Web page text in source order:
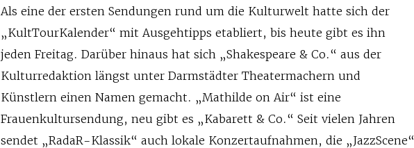
Als eine der ersten Sendungen rund um die Kulturwelt hatte sich der
„KultTourKalender“ mit Ausgehtipps etabliert, bis heute gibt es ihn
jeden Freitag. Darüber hinaus hat sich „Shakespeare & Co.“ aus der
Kulturredaktion längst unter Darmstädter Theatermachern und
Künstlern einen Namen gemacht. „Mathilde on Air“ ist eine
Frauenkultursendung, neu gibt es „Kabarett & Co.“ Seit vielen Jahren
sendet „RadaR-Klassik“ auch lokale Konzertaufnahmen, die „JazzScene“